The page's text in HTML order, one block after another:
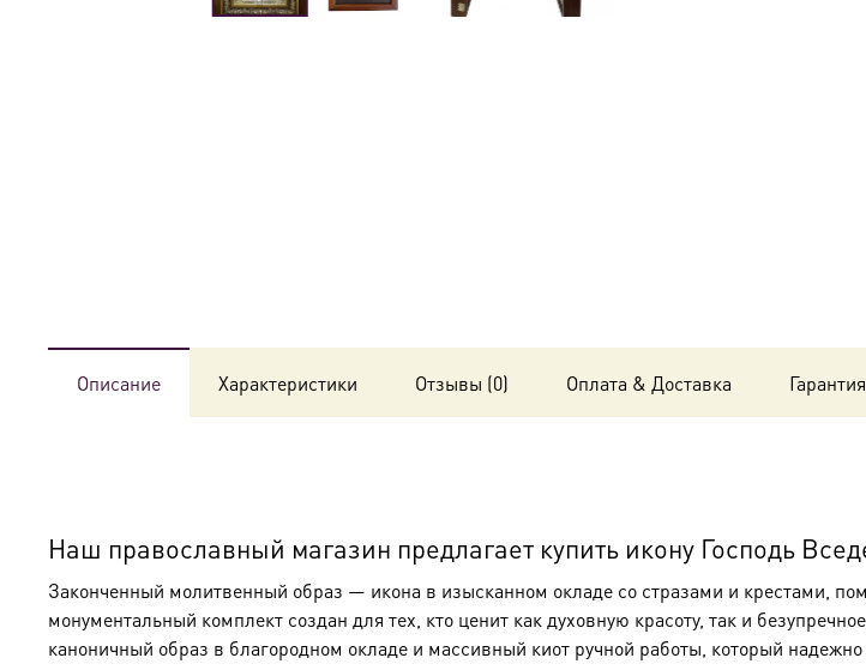
см
Описание Характеристики Отзывы (0) Оплата & Доставка Гарантия
Наш православный магазин предлагает купить икону Господь
Законченный молитвенный образ — икона в изысканном окладе со стразами и крестами,
монументальный комплект создан для тех, кто ценит как духовную красоту, так и
каноничный образ в благородном окладе и массивный киот ручной работы, который